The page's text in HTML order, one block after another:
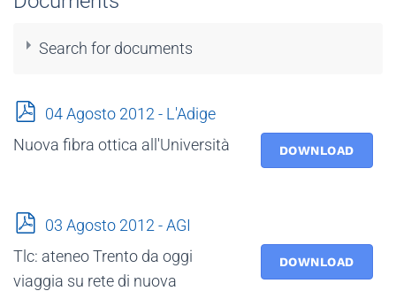
Search for documents
×
p
f
04 Agosto 2012 - L'Adige
DOWNLOAD
Nuova fibra ottica all'Università
p
f
03 Agosto 2012 - AGI
DOWNLOAD
Tlc: ateneo Trento da oggi
viaggia su rete di nuova